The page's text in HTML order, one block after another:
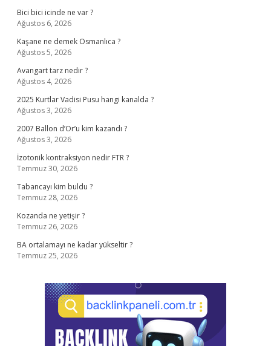
Bici bici icinde ne var ?
Ağustos 6, 2026
Kaşane ne demek Osmanlıca ?
Ağustos 5, 2026
Avangart tarz nedir ?
Ağustos 4, 2026
2025 Kurtlar Vadisi Pusu hangi kanalda ?
Ağustos 3, 2026
2007 Ballon d’Or’u kim kazandı ?
Ağustos 3, 2026
İzotonik kontraksiyon nedir FTR ?
Temmuz 30, 2026
Tabancayı kim buldu ?
Temmuz 28, 2026
Kozanda ne yetişir ?
Temmuz 26, 2026
BA ortalamayı ne kadar yükseltir ?
Temmuz 25, 2026